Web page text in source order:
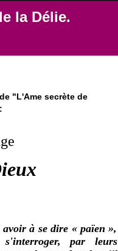
la Délie.
"L'Ame secrète de
à se dire « païen »,
par leurs